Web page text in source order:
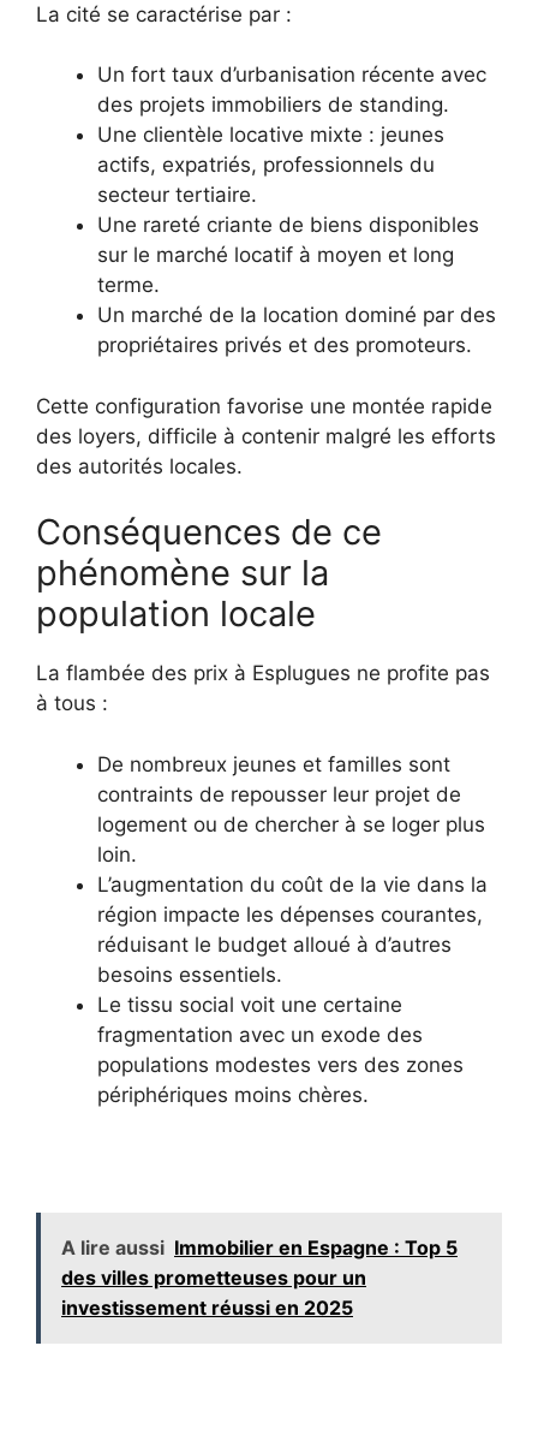
La cité se caractérise par :
Un fort taux d’urbanisation récente avec
des projets immobiliers de standing.
Une clientèle locative mixte : jeunes
actifs, expatriés, professionnels du
secteur tertiaire.
Une rareté criante de biens disponibles
sur le marché locatif à moyen et long
terme.
Un marché de la location dominé par des
propriétaires privés et des promoteurs.
Cette configuration favorise une montée rapide
des loyers, difficile à contenir malgré les efforts
des autorités locales.
Conséquences de ce
phénomène sur la
population locale
La flambée des prix à Esplugues ne profite pas
à tous :
De nombreux jeunes et familles sont
contraints de repousser leur projet de
logement ou de chercher à se loger plus
loin.
L’augmentation du coût de la vie dans la
région impacte les dépenses courantes,
réduisant le budget alloué à d’autres
besoins essentiels.
Le tissu social voit une certaine
fragmentation avec un exode des
populations modestes vers des zones
périphériques moins chères.
A lire aussi Immobilier en Espagne : Top 5
des villes prometteuses pour un
investissement réussi en 2025